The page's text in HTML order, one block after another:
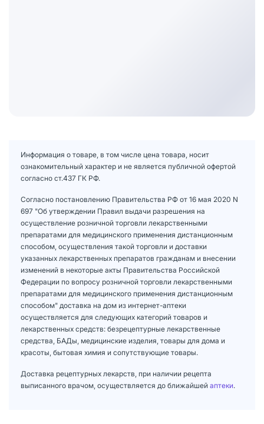
Информация о товаре, в том числе цена товара, носит
ознакомительный характер и не является публичной офертой
согласно ст.437 ГК РФ.
Согласно постановлению Правительства РФ от 16 мая 2020 N
697 "Об утверждении Правил выдачи разрешения на
осуществление розничной торговли лекарственными
препаратами для медицинского применения дистанционным
способом, осуществления такой торговли и доставки
указанных лекарственных препаратов гражданам и внесении
изменений в некоторые акты Правительства Российской
Федерации по вопросу розничной торговли лекарственными
препаратами для медицинского применения дистанционным
способом" доставка на дом из интернет-аптеки
осуществляется для следующих категорий товаров и
лекарственных средств: безрецептурные лекарственные
средства, БАДы, медицинские изделия, товары для дома и
красоты, бытовая химия и сопутствующие товары.
Доставка рецептурных лекарств, при наличии рецепта
выписанного врачом, осуществляется до ближайшей аптеки.